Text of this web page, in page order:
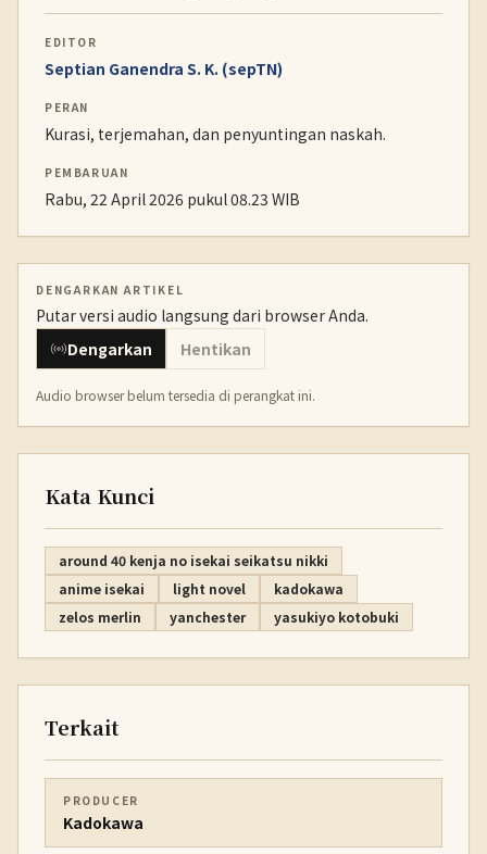
EDITOR
Septian Ganendra S. K. (sepTN)
PERAN
Kurasi, terjemahan, dan penyuntingan naskah.
PEMBARUAN
Rabu, 22 April 2026 pukul 08.23 WIB
DENGARKAN ARTIKEL
Putar versi audio langsung dari browser Anda.
Dengarkan
Hentikan
Audio browser belum tersedia di perangkat ini.
Kata Kunci
around 40 kenja no isekai seikatsu nikki
anime isekai
light novel
kadokawa
zelos merlin
yanchester yasukiyo kotobuki
Terkait
PRODUCER
Kadokawa